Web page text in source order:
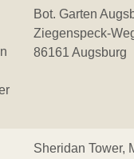
Bot. Garten
Ziegenspeck-
86161 Augsburg
Sheridan Tower,